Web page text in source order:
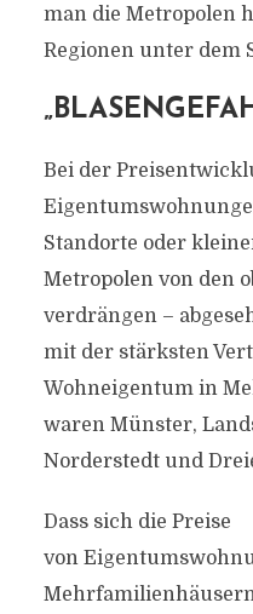
man die Metropolen
Regionen unter dem
Bei der
Standorte oder
Metropolen von den
verdrängen –
mit der stärksten
Wohneigentum in
waren Münster,
Norderstedt und
Dass sich die Preise
von